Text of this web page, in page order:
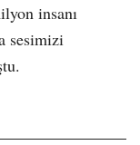
insanı
sesimizi